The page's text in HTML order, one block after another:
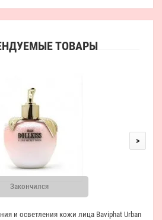
ТОВАРЫ
Закончился
и осветления кожи лица Baviphat Urban
>